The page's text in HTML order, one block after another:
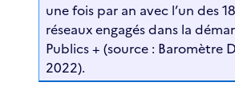
une fois par an avec l’un des
réseaux engagés dans la
Publics + (source : Baromètre
2022).